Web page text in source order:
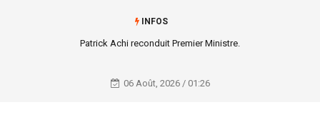
INFOS
Jour 2 MASA : Le public goûte le contenu des créations.
06 Août, 2026 / 01:26